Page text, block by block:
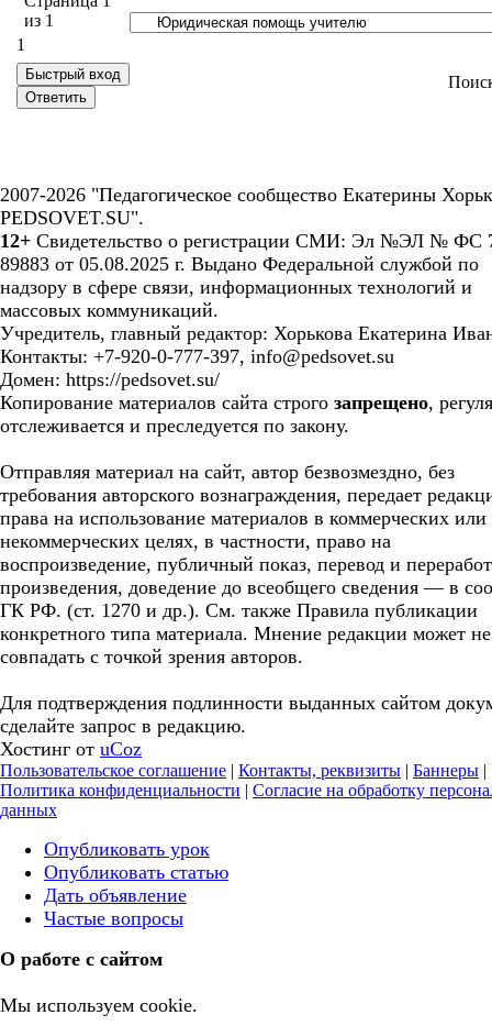
из 1
1
2007-2026 "Педагогическое сообщество Екатерины
PEDSOVET.SU".
12+ Свидетельство о регистрации СМИ: Эл №ЭЛ № ФС
89883 от 05.08.2025 г. Выдано Федеральной службой по
надзору в сфере связи, информационных технологий и
массовых коммуникаций.
Учредитель, главный редактор: Хорькова Екатерина
Контакты: +7-920-0-777-397, info@pedsovet.su
Домен: https://pedsovet.su/
Копирование материалов сайта строго запрещено,
отслеживается и преследуется по закону.
Отправляя материал на сайт, автор безвозмездно, без
требования авторского вознаграждения, передает
права на использование материалов в коммерческих или
некоммерческих целях, в частности, право на
воспроизведение, публичный показ, перевод и
произведения, доведение до всеобщего сведения — в
ГК РФ. (ст. 1270 и др.). См. также Правила публикации
конкретного типа материала. Мнение редакции может не
совпадать с точкой зрения авторов.
Для подтверждения подлинности выданных сайтом
сделайте запрос в редакцию.
Хостинг от uCoz
Пользовательское соглашение | Контакты, реквизиты | Баннеры |
Политика конфиденциальности | Согласие на обработку
данных
Опубликовать урок
Опубликовать статью
Дать объявление
Частые вопросы
О работе с сайтом
Мы используем cookie.